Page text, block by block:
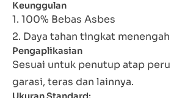
Keunggulan
1. 100% Bebas Asbes
2. Daya tahan tingkat menengah
Pengaplikasian
Sesuai untuk penutup atap
garasi, teras dan lainnya.